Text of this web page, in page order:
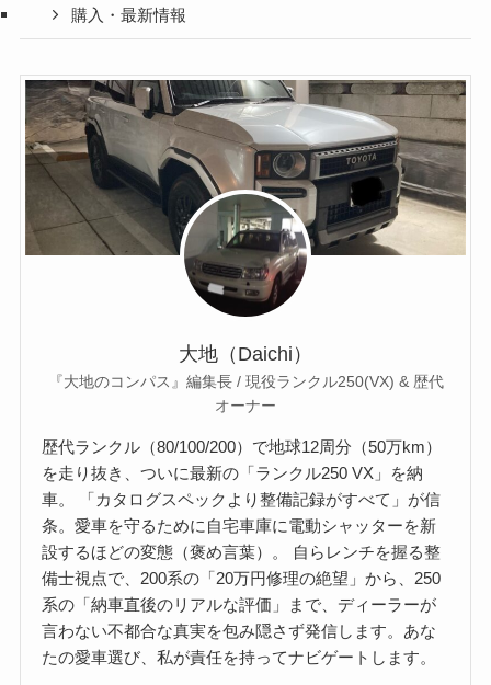
購入・最新情報
大地（Daichi）
『大地のコンパス』編集長 / 現役ランクル250(VX) & 歴代
オーナー
歴代ランクル（80/100/200）で地球12周分（50万km）
を走り抜き、ついに最新の「ランクル250 VX」を納
車。 「カタログスペックより整備記録がすべて」が信
条。愛車を守るために自宅車庫に電動シャッターを新
設するほどの変態（褒め言葉）。 自らレンチを握る整
備士視点で、200系の「20万円修理の絶望」から、250
系の「納車直後のリアルな評価」まで、ディーラーが
言わない不都合な真実を包み隠さず発信します。あな
たの愛車選び、私が責任を持ってナビゲートします。